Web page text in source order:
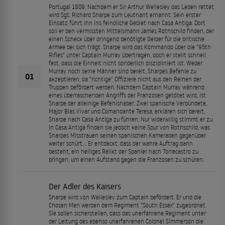
01
Portugal 1809. Nachdem er Sir Arthur Wellesley das Leben rettet,
wird Sgt. Richard Sharpe zum Leutnant ernannt. Sein erster
Einsatz führt ihn ins feindliche Gebiet nach Casa Antiga. Dort
soll er den vermissten Mittelsmann James Rothschild finden, der
einen Scheck über dringend benötigte Gelder für die britische
Armee bei sich trägt. Sharpe wird das Kommando über die "95th
Rifles" unter Captain Murray übertragen, doch er stellt schnell
fest, dass die Einheit nicht sonderlich diszipliniert ist. Weder
Murray noch seine Männer sind bereit, Sharpes Befehle zu
akzeptieren, da "richtige" Offiziere nicht aus den Reihen der
Truppen befördert werden. Nachdem Captain Murray während
eines überraschenden Angriffs der Franzosen getötet wird, ist
Sharpe der alleinige Befehlshaber. Zwei spanische Verbündete,
Major Blas Vivar und Comandante Teresa, erklären sich bereit,
Sharpe nach Casa Antiga zu führen. Nur widerwillig stimmt er zu.
In Casa Antiga finden sie jedoch keine Spur von Rothschild, was
Sharpes Misstrauen seinen spanischen Kameraden gegenüber
weiter schürt… Er entdeckt, dass der wahre Auftrag darin
besteht, ein heiliges Relikt der Spanier nach Torrecastro zu
bringen, um einen Aufstand gegen die Franzosen zu schüren.
Der Adler des Kaisers
Sharpe wird von Wellesley zum Captain befördert. Er und die
Chosen Men werden dem Regiment "South Essex" zugeordnet.
Sie sollen sicherstellen, dass das unerfahrene Regiment unter
der Leitung des ebenso unerfahrenen Colonel Simmerson die